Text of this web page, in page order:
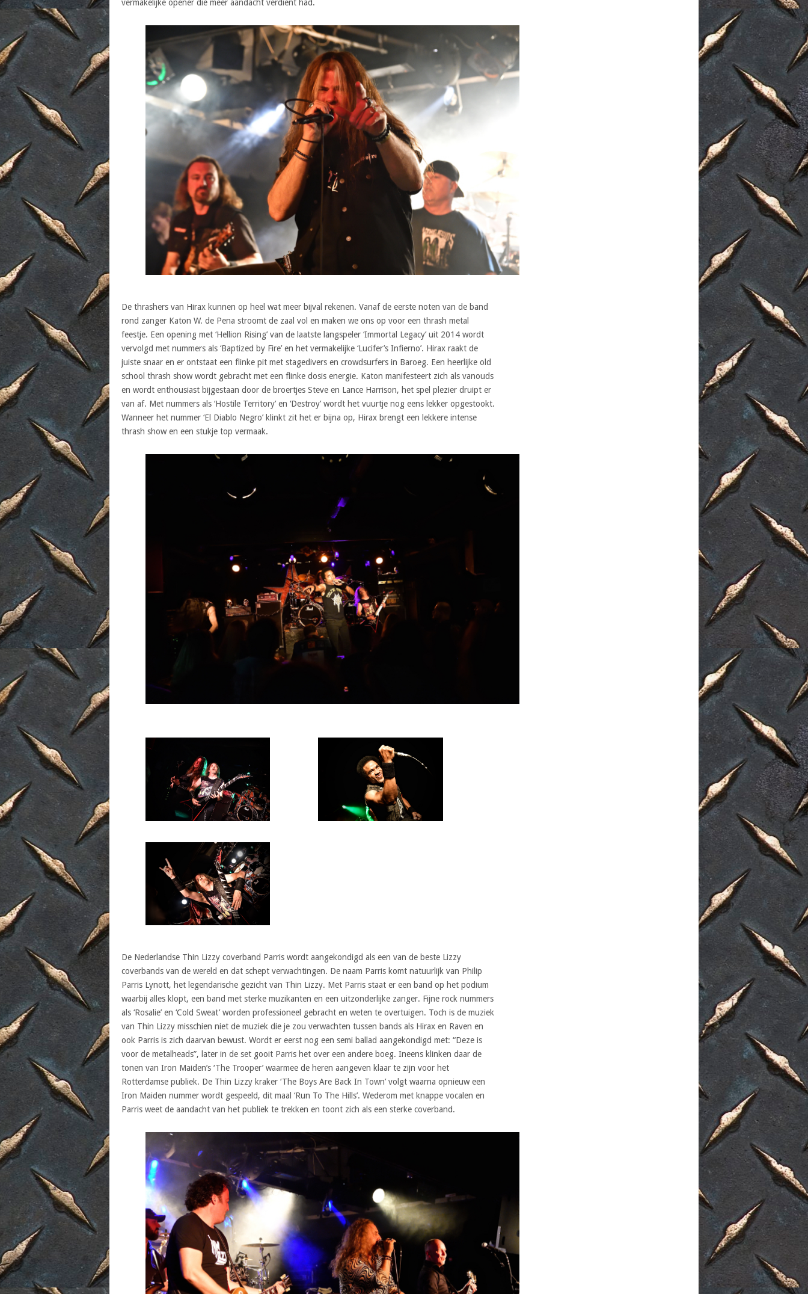
vermakelijke opener die meer aandacht verdient had.
De thrashers van Hirax kunnen op heel wat meer bijval rekenen. Vanaf de eerste noten van de band
rond zanger Katon W. de Pena stroomt de zaal vol en maken we ons op voor een thrash metal
feestje. Een opening met ‘Hellion Rising’ van de laatste langspeler ‘Immortal Legacy’ uit 2014 wordt
vervolgd met nummers als ‘Baptized by Fire’ en het vermakelijke ‘Lucifer’s Infierno’. Hirax raakt de
juiste snaar en er ontstaat een flinke pit met stagedivers en crowdsurfers in Baroeg. Een heerlijke old
school thrash show wordt gebracht met een flinke dosis energie. Katon manifesteert zich als vanouds
en wordt enthousiast bijgestaan door de broertjes Steve en Lance Harrison, het spel plezier druipt er
van af. Met nummers als ‘Hostile Territory’ en ‘Destroy’ wordt het vuurtje nog eens lekker opgestookt.
Wanneer het nummer ‘El Diablo Negro’ klinkt zit het er bijna op, Hirax brengt een lekkere intense
thrash show en een stukje top vermaak.
De Nederlandse Thin Lizzy coverband Parris wordt aangekondigd als een van de beste Lizzy
coverbands van de wereld en dat schept verwachtingen. De naam Parris komt natuurlijk van Philip
Parris Lynott, het legendarische gezicht van Thin Lizzy. Met Parris staat er een band op het podium
waarbij alles klopt, een band met sterke muzikanten en een uitzonderlijke zanger. Fijne rock nummers
als ‘Rosalie’ en ‘Cold Sweat’ worden professioneel gebracht en weten te overtuigen. Toch is de muziek
van Thin Lizzy misschien niet de muziek die je zou verwachten tussen bands als Hirax en Raven en
ook Parris is zich daarvan bewust. Wordt er eerst nog een semi ballad aangekondigd met: “Deze is
voor de metalheads”, later in de set gooit Parris het over een andere boeg. Ineens klinken daar de
tonen van Iron Maiden’s ‘The Trooper’ waarmee de heren aangeven klaar te zijn voor het
Rotterdamse publiek. De Thin Lizzy kraker ‘The Boys Are Back In Town’ volgt waarna opnieuw een
Iron Maiden nummer wordt gespeeld, dit maal ‘Run To The Hills’. Wederom met knappe vocalen en
Parris weet de aandacht van het publiek te trekken en toont zich als een sterke coverband.